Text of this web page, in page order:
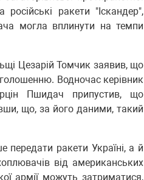
ракети "Іскандер",
могла вплинути на темпи
Цезарій Томчик заявив, що
Водночас керівник
Пшидач припустив, що
що, за його даними, такий
ракети Україні, а й
від американських
армії можуть затриматися,